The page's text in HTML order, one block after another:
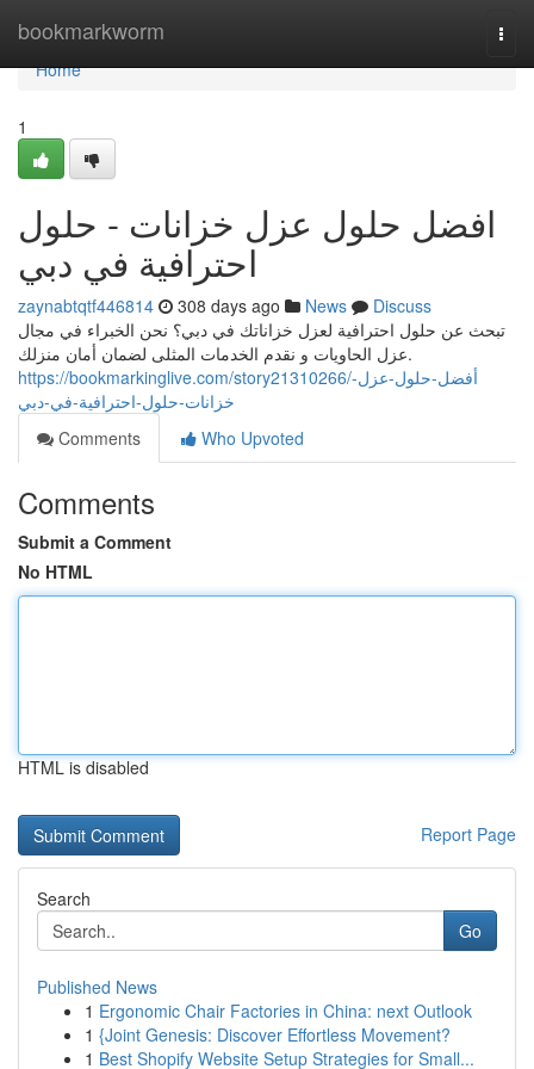
bookmarkworm
Home
Home
1
افضل حلول عزل خزانات - حلول
احترافية في دبي
zaynabtqtf446814 308 days ago News
Discuss
تبحث عن حلول احترافية لعزل خزاناتك في دبي؟ نحن الخبراء في مجال
عزل الحاويات و نقدم الخدمات المثلى لضمان أمان منزلك.
https://bookmarkinglive.com/story21310266/أفضل-حلول-عزل-
خزانات-حلول-احترافية-في-دبي
Comments
Who Upvoted
Comments
Submit a Comment
No HTML
HTML is disabled
Report Page
Search
Go
Published News
1 Ergonomic Chair Factories in China: next Outlook
1 {Joint Genesis: Discover Effortless Movement?
1 Best Shopify Website Setup Strategies for Small...